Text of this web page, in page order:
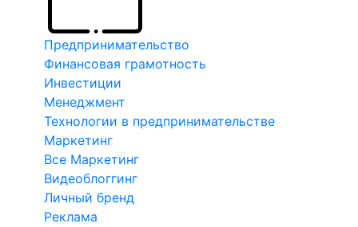
Предпринимательство
Финансовая грамотность
Инвестиции
Менеджмент
Технологии в предпринимательстве
Маркетинг
Все Маркетинг
Видеоблоггинг
Личный бренд
Реклама